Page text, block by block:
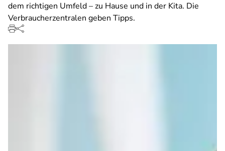
dem richtigen Umfeld – zu Hause und in der Kita. Die
Verbraucherzentralen geben Tipps.